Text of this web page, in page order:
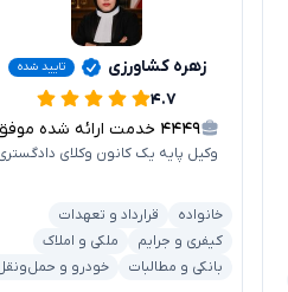
زهره کشاورزی تایید شده
۴.۷
۴۴۴۹ خدمت ارائه شده موفق
وکیل پایه یک کانون وکلای
خانواده
قرارداد و تعهدات
کیفری و جرایم
ملکی و املاک
بانکی و مطالبات
خودرو و